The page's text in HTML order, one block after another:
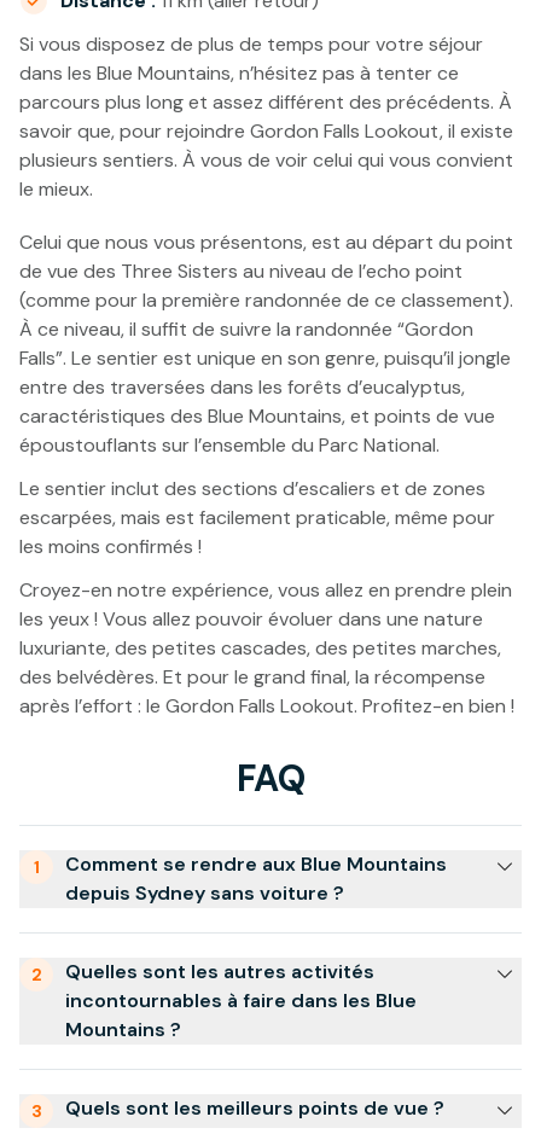
Si vous disposez de plus de temps pour votre séjour
dans les Blue Mountains, n’hésitez pas à tenter ce
parcours plus long et assez différent des précédents. À
savoir que, pour rejoindre Gordon Falls Lookout, il existe
plusieurs sentiers. À vous de voir celui qui vous convient
le mieux.
Celui que nous vous présentons, est au départ du point
de vue des Three Sisters au niveau de l’echo point
(comme pour la première randonnée de ce classement).
À ce niveau, il suffit de suivre la randonnée “Gordon
Falls”. Le sentier est unique en son genre, puisqu’il jongle
entre des traversées dans les forêts d’eucalyptus,
caractéristiques des Blue Mountains, et points de vue
époustouflants sur l’ensemble du Parc National.
Le sentier inclut des sections d’escaliers et de zones
escarpées, mais est facilement praticable, même pour
les moins confirmés !
Croyez-en notre expérience, vous allez en prendre plein
les yeux ! Vous allez pouvoir évoluer dans une nature
luxuriante, des petites cascades, des petites marches,
des belvédères. Et pour le grand final, la récompense
après l’effort : le Gordon Falls Lookout. Profitez-en bien !
FAQ
1
Comment se rendre aux Blue Mountains
depuis Sydney sans voiture ?
2
Quelles sont les autres activités
incontournables à faire dans les Blue
Mountains ?
3 Quels sont les meilleurs points de vue ?